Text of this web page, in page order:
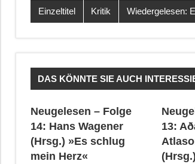
Einzeltitel Kritik Wiedergelesen:
DAS KÖNNTE SIE AUCH
Neugelesen – Folge
14: Hans Wagener
(Hrsg.) »Es schlug
mein Herz«
13: